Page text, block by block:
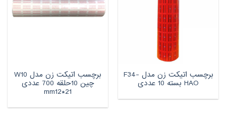
برچسب اتیکت زن مدل F34-
HAO بسته 10 عددی
برچسب اتیکت زن مدل W10
چین 10حلقه 700 عددی
mm12*21